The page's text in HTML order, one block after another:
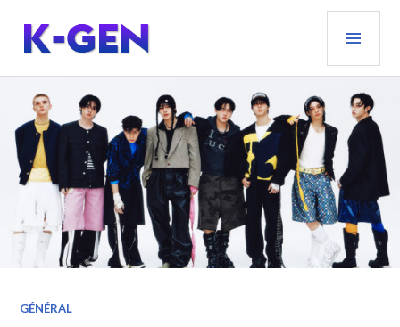
contenu
principal
K-GEN
GÉNÉRAL